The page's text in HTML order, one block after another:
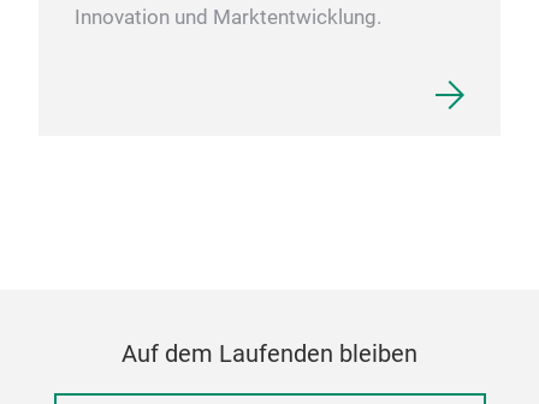
Innovation und Marktentwicklung.
Auf dem Laufenden bleiben